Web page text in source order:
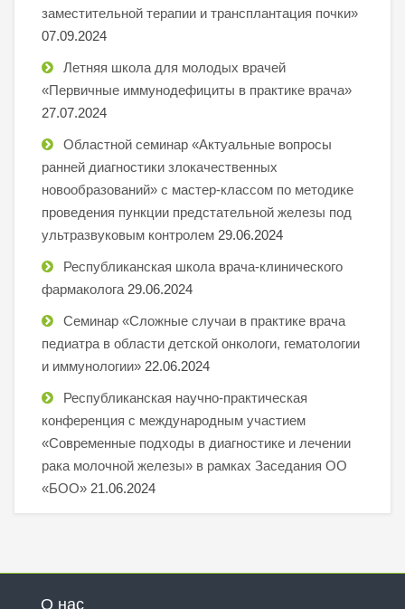
заместительной терапии и трансплантация почки»
07.09.2024
Летняя школа для молодых врачей
«Первичные иммунодефициты в практике врача»
27.07.2024
Областной семинар «Актуальные вопросы
ранней диагностики злокачественных
новообразований» с мастер-классом по методике
проведения пункции предстательной железы под
ультразвуковым контролем 29.06.2024
Республиканская школа врача-клинического
фармаколога 29.06.2024
Семинар «Сложные случаи в практике врача
педиатра в области детской онкологи, гематологии
и иммунологии» 22.06.2024
Республиканская научно-практическая
конференция с международным участием
«Современные подходы в диагностике и лечении
рака молочной железы» в рамках Заседания ОО
«БОО» 21.06.2024
О нас